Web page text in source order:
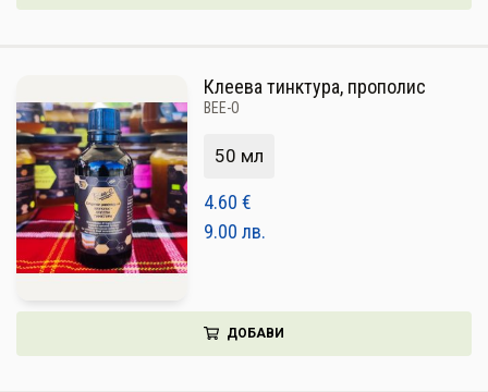
Клеева тинктура, прополис
BEE-O
50 мл
4.60 €
9.00 лв.
ДОБАВИ